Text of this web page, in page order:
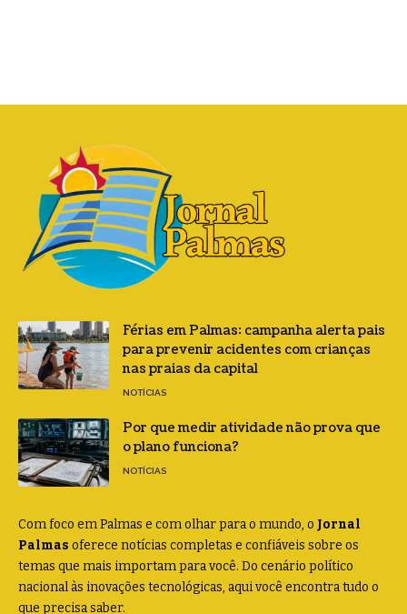
Férias em Palmas: campanha alerta pais
para prevenir acidentes com crianças
nas praias da capital
NOTÍCIAS
Por que medir atividade não prova que
o plano funciona?
NOTÍCIAS
Com foco em Palmas e com olhar para o mundo, o Jornal
Palmas oferece notícias completas e confiáveis sobre os
temas que mais importam para você. Do cenário político
nacional às inovações tecnológicas, aqui você encontra tudo o
que precisa saber.